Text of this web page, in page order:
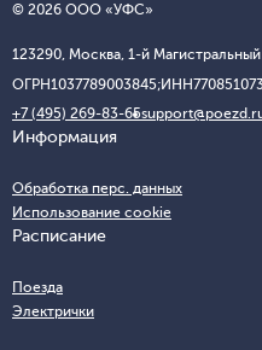
© 2026 ООО «УФС»
123290, Москва, 1-й
ОГРН1037789003845;ИНН
+7 (495) 269-83-65
Информация
Обработка перс. данных
Использование cookie
Расписание
Поезда
Электрички